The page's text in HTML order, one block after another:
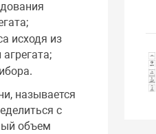
исходя из
называется
с
объем